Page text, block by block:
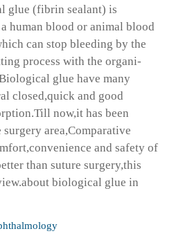
glue (fibrin sealant) is
human blood or animal blood
can stop bleeding by the
process with the organi-
glue have many
closed,quick and good
now,it has been
area,Comparative
and safety of
than suture surgery,this
biological glue in